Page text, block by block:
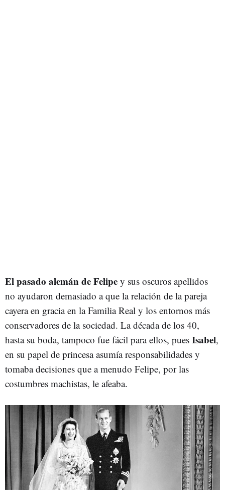
El pasado alemán de Felipe y sus oscuros apellidos
no ayudaron demasiado a que la relación de la pareja
cayera en gracia en la Familia Real y los entornos más
conservadores de la sociedad. La década de los 40,
hasta su boda, tampoco fue fácil para ellos, pues Isabel,
en su papel de princesa asumía responsabilidades y
tomaba decisiones que a menudo Felipe, por las
costumbres machistas, le afeaba.